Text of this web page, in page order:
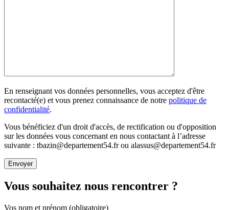
En renseignant vos données personnelles, vous acceptez d'être
recontacté(e) et vous prenez connaissance de notre politique de
confidentialité.
Vous bénéficiez d'un droit d'accès, de rectification ou d'opposition
sur les données vous concernant en nous contactant à l’adresse
suivante : tbazin@departement54.fr ou alassus@departement54.fr
Vous souhaitez nous rencontrer ?
Vos nom et prénom (obligatoire)